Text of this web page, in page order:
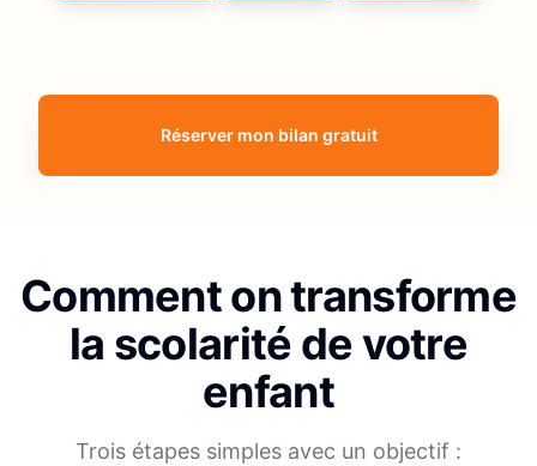
Réserver mon bilan gratuit
Comment on transforme
la scolarité de votre
enfant
Trois étapes simples avec un objectif :